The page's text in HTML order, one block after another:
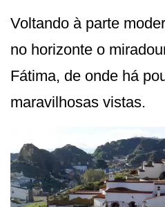
Voltando à parte
no horizonte o
Fátima, de onde há
maravilhosas vistas.